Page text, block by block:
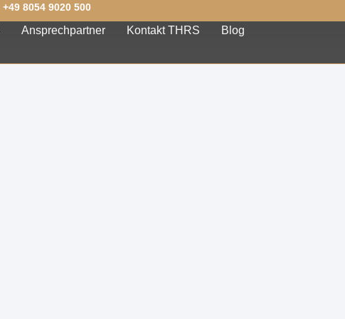
+49 8054 9020 500
Ansprechpartner Kontakt THRS Blog